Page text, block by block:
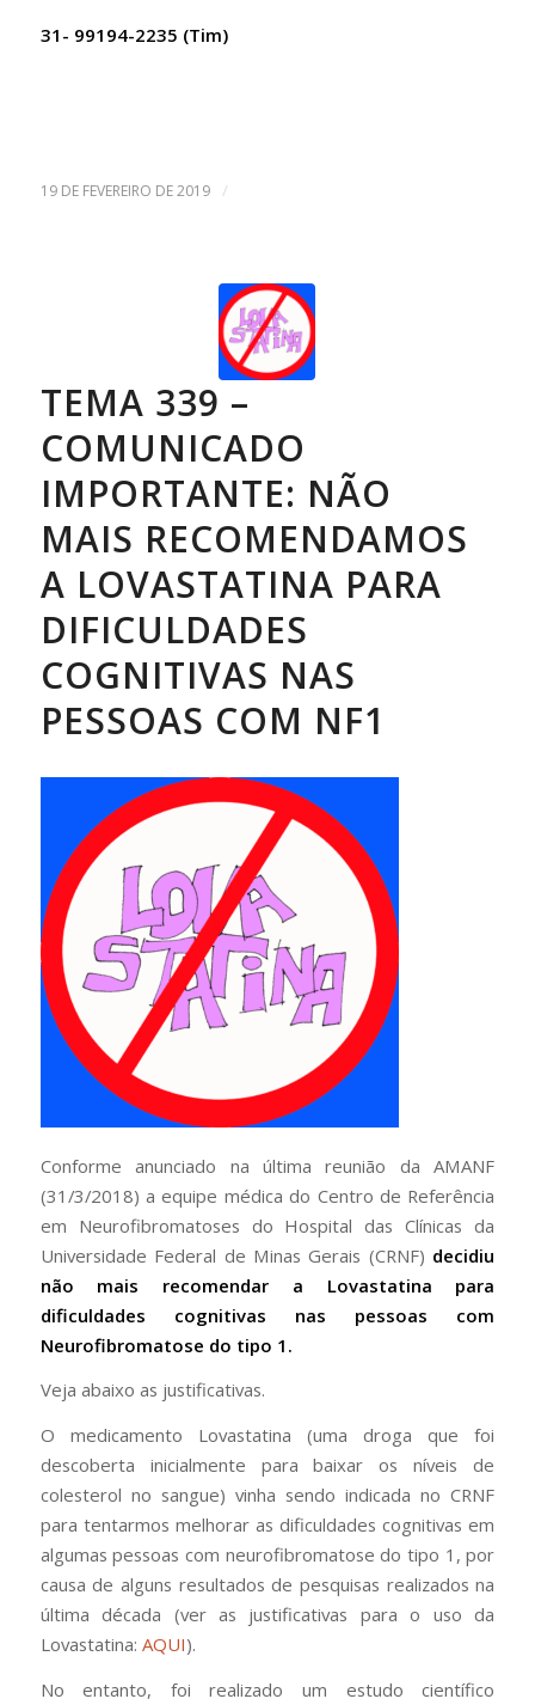
31- 99194-2235 (Tim)
19 DE FEVEREIRO DE 2019 /
TEMA 339 –
COMUNICADO
IMPORTANTE: NÃO
MAIS RECOMENDAMOS
A LOVASTATINA PARA
DIFICULDADES
COGNITIVAS NAS
PESSOAS COM NF1
Conforme anunciado na última reunião da AMANF
(31/3/2018) a equipe médica do Centro de Referência
em Neurofibromatoses do Hospital das Clínicas da
Universidade Federal de Minas Gerais (CRNF) decidiu
não mais recomendar a Lovastatina para
dificuldades cognitivas nas pessoas com
Neurofibromatose do tipo 1.
Veja abaixo as justificativas.
O medicamento Lovastatina (uma droga que foi
descoberta inicialmente para baixar os níveis de
colesterol no sangue) vinha sendo indicada no CRNF
para tentarmos melhorar as dificuldades cognitivas em
algumas pessoas com neurofibromatose do tipo 1, por
causa de alguns resultados de pesquisas realizados na
última década (ver as justificativas para o uso da
Lovastatina: AQUI).
No entanto, foi realizado um estudo científico